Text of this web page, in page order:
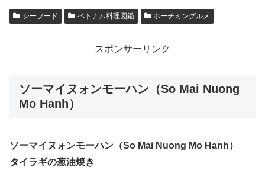
シーフード ベトナム料理図鑑 ホーチミングルメ
スポンサーリンク
ソーマイヌォンモーハン（So Mai Nuong
Mo Hanh）
ソーマイヌォンモーハン（So Mai Nuong Mo Hanh）
タイラギの葱油焼き